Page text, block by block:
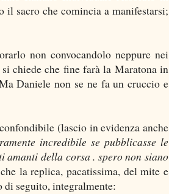
sacro che comincia a manifestarsi;
non convocandolo neppure nei
chiede che fine farà la Maratona in
Daniele non se ne fa un cruccio e
(lascio in evidenza anche
incredibile se pubblicasse le
della corsa . spero non siano
la replica, pacatissima, del mite e
seguito, integralmente: